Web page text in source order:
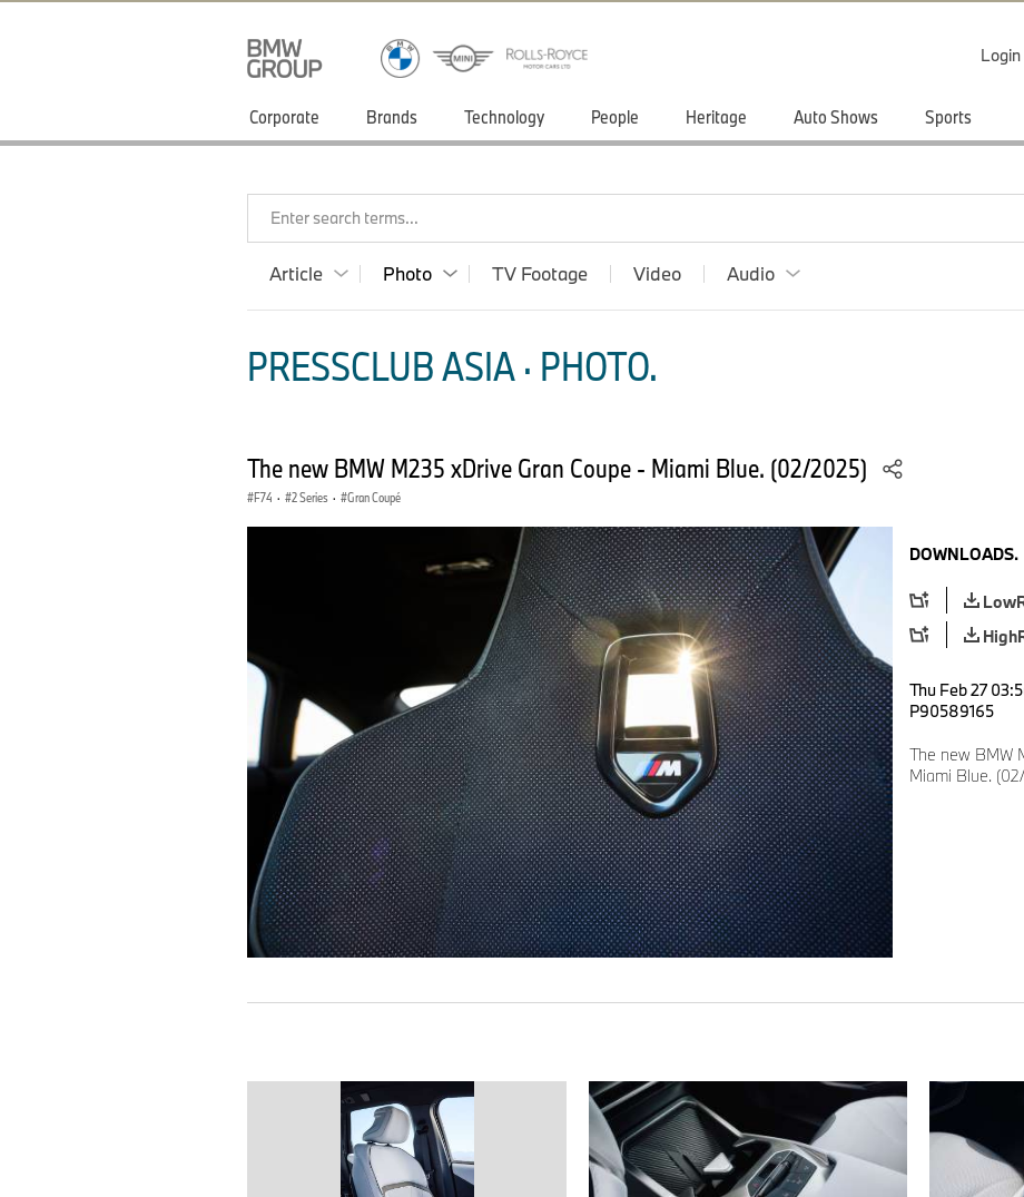
Login
Corporate Brands Technology People Heritage Auto Shows Sports
Enter search terms...
Article Photo TV Footage Video Audio
PRESSCLUB ASIA · PHOTO.
The new BMW M235 xDrive Gran Coupe - Miami Blue. (02/2025)
F74 · 2 Series · Gran Coupé
DOWNLOADS.
Thu Feb 27
P90589165
The new BMW
Miami Blue.